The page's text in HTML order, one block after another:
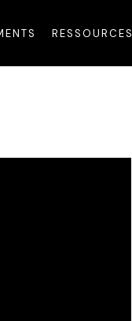
RESSOURCES